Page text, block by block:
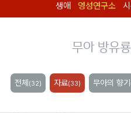
생애 영성연구소
무아 방유
전체 (32) 자료(33) 무아의 향기